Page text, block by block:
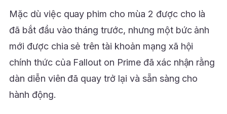
Mặc dù việc quay phim cho mùa 2 được cho là
đã bắt đầu vào tháng trước, nhưng một bức ảnh
mới được chia sẻ trên tài khoản mạng xã hội
chính thức của Fallout on Prime đã xác nhận rằng
dàn diễn viên đã quay trở lại và sẵn sàng cho
hành động.